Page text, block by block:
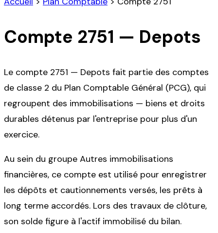
Compte 2751 — Depots
Le compte 2751 — Depots fait partie des comptes
de classe 2 du Plan Comptable Général (PCG), qui
regroupent des immobilisations — biens et droits
durables détenus par l'entreprise pour plus d'un
exercice.
Au sein du groupe Autres immobilisations
financières, ce compte est utilisé pour enregistrer
les dépôts et cautionnements versés, les prêts à
long terme accordés. Lors des travaux de clôture,
son solde figure à l'actif immobilisé du bilan.